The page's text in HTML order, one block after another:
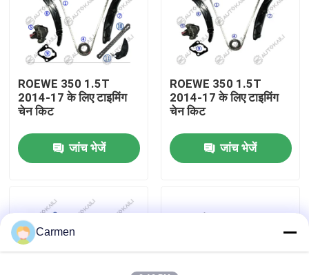
हमारे बारे में
कारखाने का दौरा
गुणवत्ता नियंत्रण
हमसे संपर्क करें
बोली मांगें
ROEWE 350 1.5T
2014-17 के लिए टाइमिंग
चेन किट
जांच भेजें
ROEWE 350 1.5T
2014-17 के लिए टाइमिंग
चेन किट
जांच भेजें
Carmen